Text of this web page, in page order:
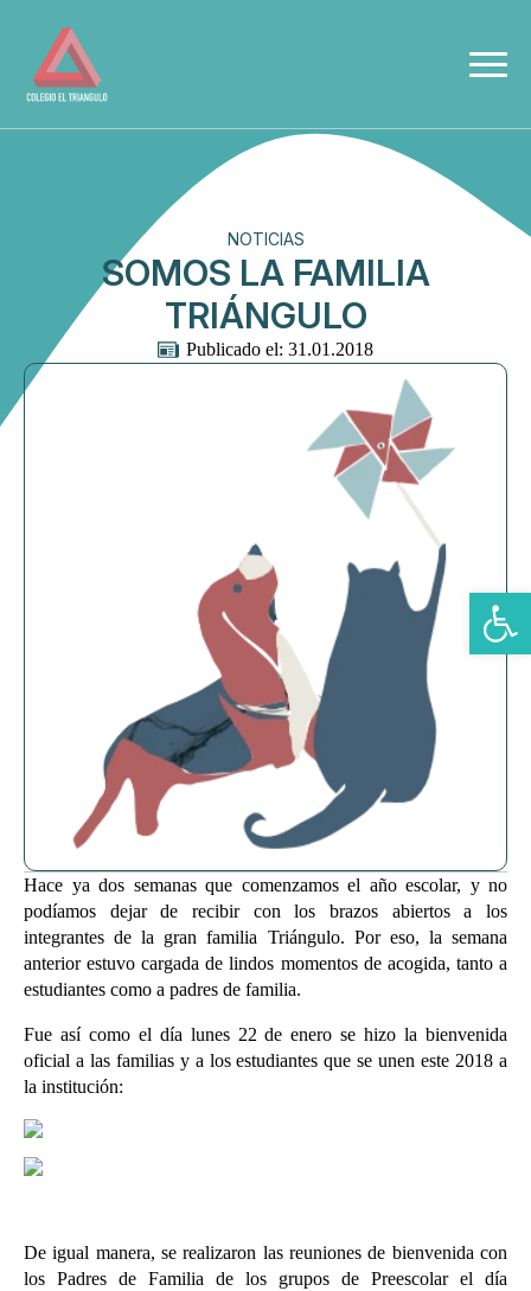
Abrir
NOTICIAS
SOMOS LA FAMILIA
TRIÁNGULO
Publicado el: 31.01.2018
Hace ya dos semanas que comenzamos el año escolar, y no
podíamos dejar de recibir con los brazos abiertos a los
integrantes de la gran familia Triángulo. Por eso, la semana
anterior estuvo cargada de lindos momentos de acogida, tanto a
estudiantes como a padres de familia.
Fue así como el día lunes 22 de enero se hizo la bienvenida
oficial a las familias y a los estudiantes que se unen este 2018 a
la institución:
De igual manera, se realizaron las reuniones de bienvenida con
los Padres de Familia de los grupos de Preescolar el día